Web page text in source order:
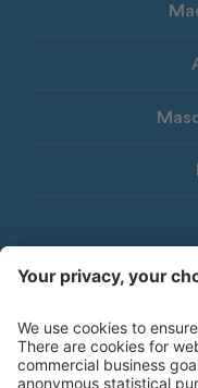
© 2026 Consorzio